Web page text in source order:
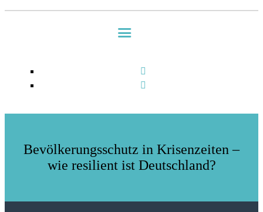
Bevölkerungsschutz in Krisenzeiten –
wie resilient ist Deutschland?